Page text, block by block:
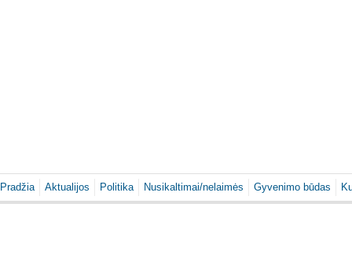
Pradžia Aktualijos Politika Nusikaltimai/nelaimės Gyvenimo būdas